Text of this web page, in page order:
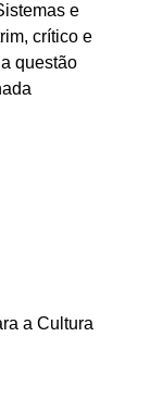
e
crítico e
questão
a Cultura